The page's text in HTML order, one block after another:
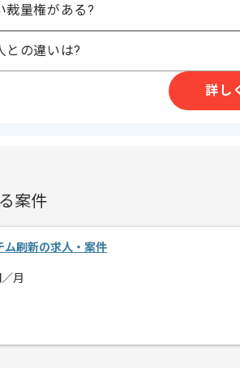
レバテックでの実績がある企業の案件で
リーダーとしての開発経験を活かすこと
複数案件を保有している企業ですので、
ご経験と実績に応じてスライド案件の
スキルアップされたい方、長期的に参
裁量権がある?
との違いは?
詳し
案件
ム刷新の求人・案件
月